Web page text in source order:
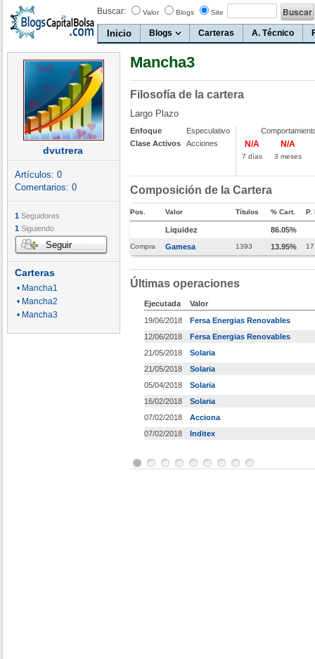
Buscar: Valor Blogs Site
Inicio Blogs Carteras A. Técnico
dvutrera
Artículos: 0
Comentarios: 0
1 Seguidores
1 Siguiendo
Seguir
Carteras
• Mancha1
• Mancha2
• Mancha3
Mancha3
Filosofía de la cartera
Largo Plazo
Enfoque
Especulativo
Clase Activos
Acciones N/A
7 días
N/A
3 meses
Composición de la Cartera
Pos. Valor Títulos % Cart. P.
Liquidez 86.05%
Compra Gamesa 1393 13.95%
Últimas operaciones
Ejecutada
Valor
19/06/2018
Fersa Energias Renovables
12/06/2018
Fersa Energias Renovables
21/05/2018
Solaria
21/05/2018
Solaria
05/04/2018
Solaria
16/02/2018
Solaria
07/02/2018
Acciona
07/02/2018
Inditex